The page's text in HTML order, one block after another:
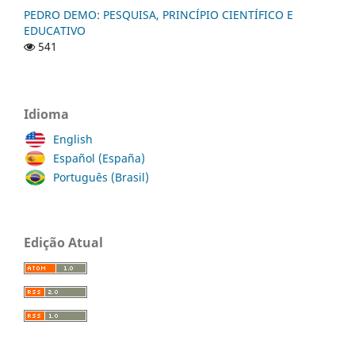
PEDRO DEMO: PESQUISA, PRINCÍPIO CIENTÍFICO E
EDUCATIVO
541
Idioma
English
Español (España)
Português (Brasil)
Edição Atual